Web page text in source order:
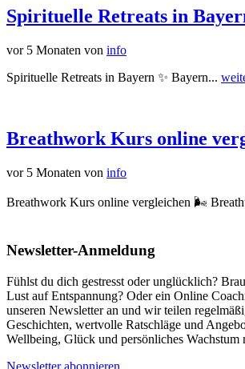
Spirituelle Retreats in
vor 5 Monaten von info
Spirituelle Retreats in Bayern ✨ Bayern...
Breathwork Kurs online
vor 5 Monaten von info
Breathwork Kurs online vergleichen 🌬️
Newsletter-Anmeldung
Fühlst du dich gestresst oder unglücklich?
Lust auf Entspannung? Oder ein Online
unseren Newsletter an und wir teilen
Geschichten, wertvolle Ratschläge und
Wellbeing, Glück und persönliches Wachstum
Newsletter abonnieren